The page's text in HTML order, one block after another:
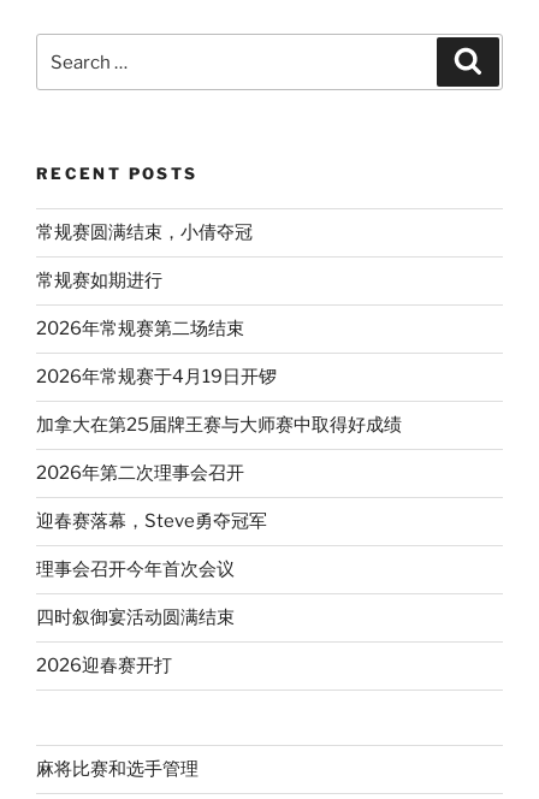
RECENT POSTS
常规赛圆满结束，小倩夺冠
常规赛如期进行
2026年常规赛第二场结束
2026年常规赛于4月19日开锣
加拿大在第25届牌王赛与大师赛中取得好成绩
2026年第二次理事会召开
迎春赛落幕，Steve勇夺冠军
理事会召开今年首次会议
四时叙御宴活动圆满结束
2026迎春赛开打
麻将比赛和选手管理